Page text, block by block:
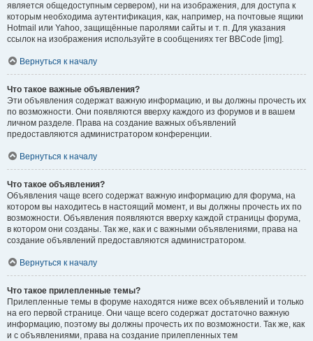
является общедоступным сервером), ни на изображения, для доступа к
которым необходима аутентификация, как, например, на почтовые ящики
Hotmail или Yahoo, защищённые паролями сайты и т. п. Для указания
ссылок на изображения используйте в сообщениях тег BBCode [img].
Вернуться к началу
Что такое важные объявления?
Эти объявления содержат важную информацию, и вы должны прочесть их
по возможности. Они появляются вверху каждого из форумов и в вашем
личном разделе. Права на создание важных объявлений
предоставляются администратором конференции.
Вернуться к началу
Что такое объявления?
Объявления чаще всего содержат важную информацию для форума, на
котором вы находитесь в настоящий момент, и вы должны прочесть их по
возможности. Объявления появляются вверху каждой страницы форума,
в котором они созданы. Так же, как и с важными объявлениями, права на
создание объявлений предоставляются администратором.
Вернуться к началу
Что такое прилепленные темы?
Прилепленные темы в форуме находятся ниже всех объявлений и только
на его первой странице. Они чаще всего содержат достаточно важную
информацию, поэтому вы должны прочесть их по возможности. Так же, как
и с объявлениями, права на создание прилепленных тем